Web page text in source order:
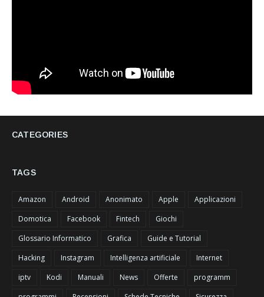
CATEGORIES
TAGS
Amazon Android Anonimato Apple
Applicazioni
Domotica
Facebook Fintech
Giochi
Glossario Informatico
Grafica
Guide e Tutorial
Hacking
Instagram Intelligenza artificiale
Internet
iptv
Kodi Manuali News Offerte
programm